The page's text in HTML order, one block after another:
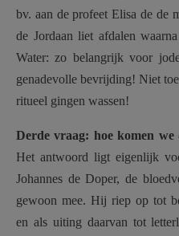
bv. aan de profeet Elisa de de
de Jordaan liet afdalen
Water: zo belangrijk voor
genadevolle bevrijding! Niet
ritueel gingen wassen!
Derde vraag: hoe komen
Het antwoord ligt eigenlijk
Johannes de Doper, de
gewoon mee. Hij riep op tot
en als uiting daarvan tot